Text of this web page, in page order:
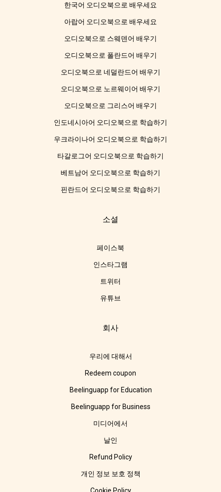
한국어 오디오북으로 배우세요
아랍어 오디오북으로 배우세요
오디오북으로 스웨덴어 배우기
오디오북으로 폴란드어 배우기
오디오북으로 네덜란드어 배우기
오디오북으로 노르웨이어 배우기
오디오북으로 그리스어 배우기
인도네시아어 오디오북으로 학습하기
우크라이나어 오디오북으로 학습하기
타갈로그어 오디오북으로 학습하기
베트남어 오디오북으로 학습하기
핀란드어 오디오북으로 학습하기
소셜
페이스북
인스타그램
트위터
유튜브
회사
우리에 대해서
Redeem coupon
Beelinguapp for Education
Beelinguapp for Business
미디어에서
날인
Refund Policy
개인 정보 보호 정책